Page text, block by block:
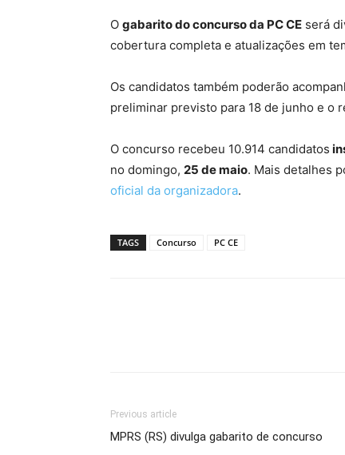
O gabarito do concurso da PC CE será
cobertura completa e atualizações em
Os candidatos também poderão
preliminar previsto para 18 de junho e o
O concurso recebeu 10.914 candidatos
no domingo, 25 de maio. Mais detalhes
oficial da organizadora.
TAGS Concurso PC CE
Previous article
MPRS (RS) divulga gabarito de concurso